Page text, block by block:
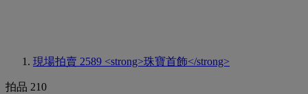
現場拍賣 2589 <strong>珠寶首飾</strong>
拍品 210